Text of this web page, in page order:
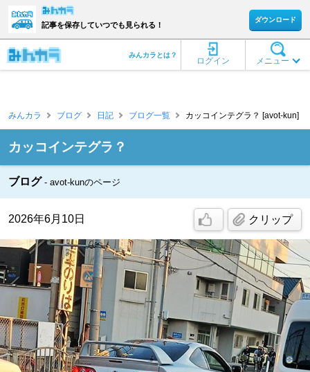
記事を保存していつでも見られる！
ダウンロード
メニュー
ログイン
みんカラとは？
みんカラ ブログ 日記 ブログ一覧 カッコインテグラ？ [avot-kun]
カッコインテグラ？
ブログ avot-kunのページ
2026年6月10日 クリップ